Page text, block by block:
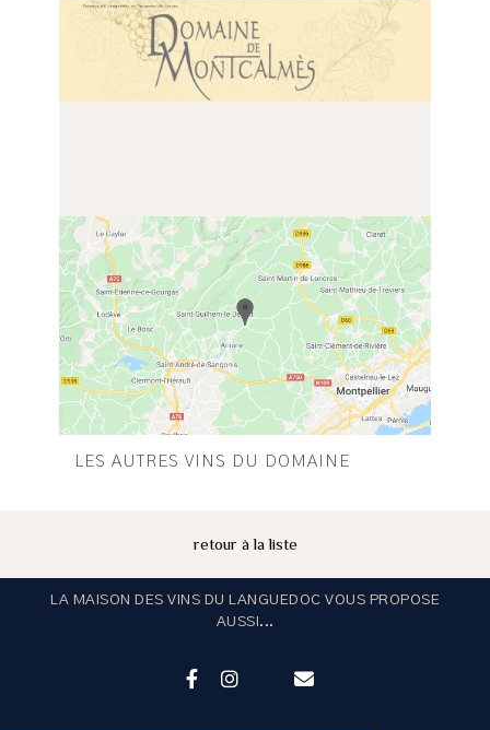
LES AUTRES VINS DU DOMAINE
retour à la liste
LA MAISON DES VINS DU LANGUEDOC VOUS PROPOSE
AUSSI...